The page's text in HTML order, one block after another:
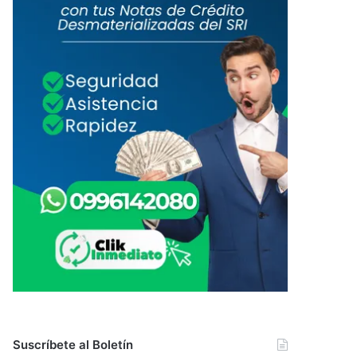
Suscríbete al Boletín